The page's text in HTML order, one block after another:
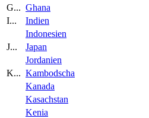
G... Ghana
I...
Indien
Indonesien
J...
Japan
Jordanien
K... Kambodscha
Kanada
Kasachstan
Kenia